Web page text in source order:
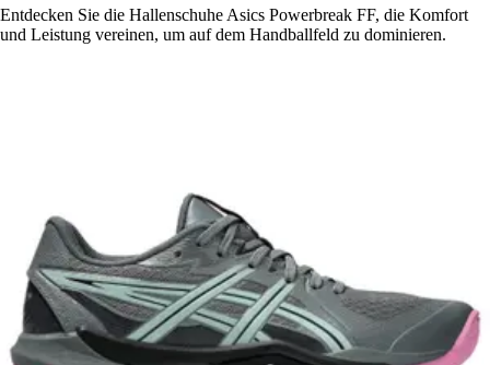
Entdecken Sie die Hallenschuhe Asics Powerbreak FF, die Komfort
und Leistung vereinen, um auf dem Handballfeld zu dominieren.